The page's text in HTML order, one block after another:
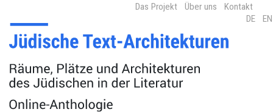
Das Projekt Über uns
Kontakt
DE
EN